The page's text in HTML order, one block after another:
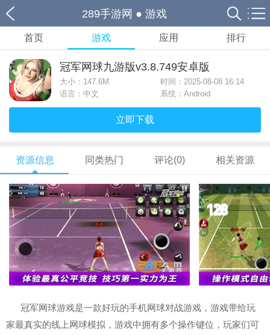
289手游网 ● 游戏
首页 游戏 应用 排行
冠军网球九游版v3.8.749安卓版
大小： 147.6M
时间：2025-08-08 16:14
语言：中文
系统：Android
立即下载
资源信息 同类热门 评论(0) 相关资源
冠军网球游戏是一款好玩的手机网球对战游戏，游戏带给玩
家最真实的线上网球模拟，游戏中拥有多个操作键位，玩家们可